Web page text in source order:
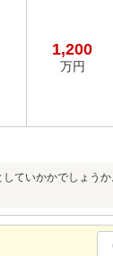
1,200
万円
ていかかでしょう